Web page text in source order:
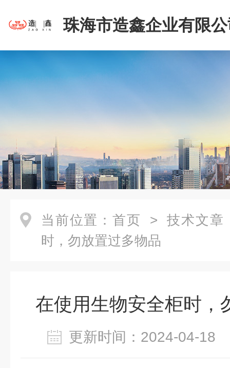
珠海市造鑫企业有限
当前位置： 首页 > 技术文章
时，勿放置过多物品
在使用生物安全柜时，
更新时间：2024-04-